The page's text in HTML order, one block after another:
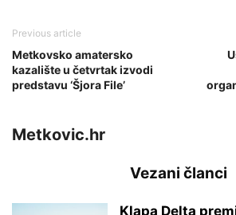
Previous article
Metkovsko amatersko
kazalište u četvrtak izvodi
predstavu ‘Šjora File’
Metkovic.hr
Vezani članci
Klapa Delta